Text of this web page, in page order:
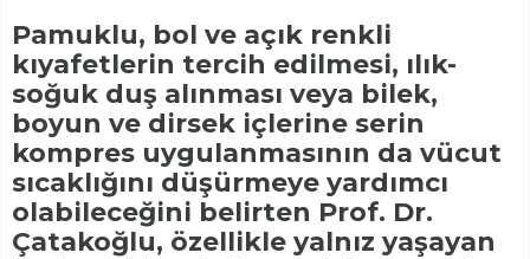
Pamuklu, bol ve açık renkli
kıyafetlerin tercih edilmesi, ılık-
soğuk duş alınması veya bilek,
boyun ve dirsek içlerine serin
kompres uygulanmasının da vücut
sıcaklığını düşürmeye yardımcı
olabileceğini belirten Prof. Dr.
Çatakoğlu, özellikle yalnız yaşayan